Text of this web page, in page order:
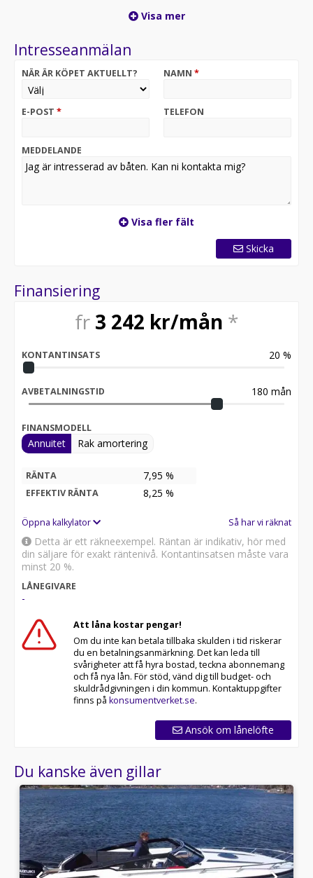
Standardutrustning. Brandsläckare Rostfria räcken
stolstativ Pulpetöverdrag XL Överdrag aktersoffa
425300:- ink standardutrustning med Suzuki DF115
Välkommen att kontakta oss på Marinbutiken för ett
inne hos oss ännu.
Visa mer
Intresseanmälan
NÄR ÄR KÖPET AKTUELLT? NAMN *
E-POST * TELEFON
MEDDELANDE
Visa fler fält
Skicka
Finansiering
fr 3 242 kr/mån *
KONTANTINSATS 20 %
AVBETALNINGSTID 180 mån
FINANSMODELL
Annuitet Rak amortering
RÄNTA 7,95 %
EFFEKTIV RÄNTA 8,25 %
Öppna kalkylator Så har vi räknat
Detta är ett räkneexempel. Räntan är indikativ, hör med
din säljare för exakt räntenivå. Kontantinsatsen måste vara
minst 20 %.
LÅNEGIVARE
-
Att låna kostar pengar!
Om du inte kan betala tillbaka skulden i tid riskerar
du en betalningsanmärkning. Det kan leda till
svårigheter att få hyra bostad, teckna abonnemang
och få nya lån. För stöd, vänd dig till budget- och
skuldrådgivningen i din kommun. Kontaktuppgifter
finns på konsumentverket.se.
Ansök om lånelöfte
Du kanske även gillar